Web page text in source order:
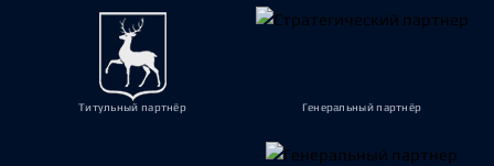
Титульный партнёр Генеральный партнёр